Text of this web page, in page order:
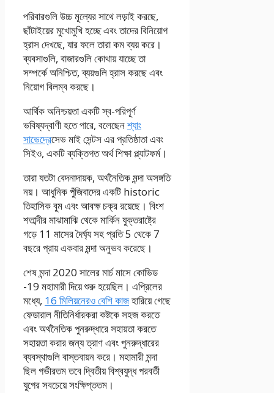
পরিবারগুলি উচ্চ মূল্যের সাথে লড়াই করছে,
ছাঁটাইয়ের মুখোমুখি হচ্ছে এবং তাদের বিনিয়োগ
হ্রাস দেখছে, যার ফলে তারা কম ব্যয় করে।
ব্যবসাগুলি, বাজারগুলি কোথায় যাচ্ছে তা
সম্পর্কে অনিশ্চিত, ব্যয়গুলি হ্রাস করছে এবং
নিয়োগ বিলম্ব করছে।
আর্থিক অনিশ্চয়তা একটি স্ব-পরিপূর্ণ
ভবিষ্যদ্বাণী হতে পারে, বলেছেনশ্যাং
সাভেদ্রেসেভ মাই সেন্টস এর প্রতিষ্ঠাতা এবং
সিইও, একটি ব্যক্তিগত অর্থ শিক্ষা প্ল্যাটফর্ম।
তারা যতটা বেদনাদায়ক, অর্থনৈতিক মন্দা অসঙ্গতি
নয়। আধুনিক পুঁজিবাদের একটি historic
তিহাসিক বুম এবং আবক্ষ চক্র রয়েছে। বিংশ
শতাব্দীর মাঝামাঝি থেকে মার্কিন যুক্তরাষ্ট্রে
গড়ে 11 মাসের দৈর্ঘ্য সহ প্রতি 5 থেকে 7
বছরে প্রায় একবার মন্দা অনুভব করেছে।
শেষ মন্দা 2020 সালের মার্চ মাসে কোভিড
-19 মহামারী দিয়ে শুরু হয়েছিল। এপ্রিলের
মধ্যে, 16 মিলিয়নেরও বেশি কাজহারিয়ে গেছে
ফেডারাল নীতিনির্ধারকরা কষ্টকে সহজ করতে
এবং অর্থনৈতিক পুনরুদ্ধারে সহায়তা করতে
সহায়তা করার জন্য ত্রাণ এবং পুনরুদ্ধারের
ব্যবস্থাগুলি বাস্তবায়ন করে। মহামারী মন্দা
ছিল গভীরতম তবে দ্বিতীয় বিশ্বযুদ্ধ পরবর্তী
যুগের সবচেয়ে সংক্ষিপ্ততম।